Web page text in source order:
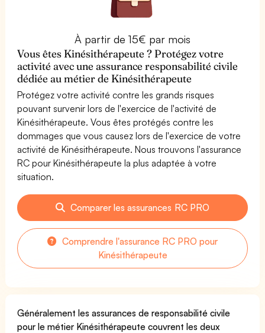
À partir de 15€ par mois
Vous êtes Kinésithérapeute ? Protégez votre
activité avec une assurance responsabilité civile
dédiée au métier de Kinésithérapeute
Protégez votre activité contre les grands risques
pouvant survenir lors de l'exercice de l'activité de
Kinésithérapeute. Vous êtes protégés contre les
dommages que vous causez lors de l'exercice de votre
activité de Kinésithérapeute. Nous trouvons l'assurance
RC pour Kinésithérapeute la plus adaptée à votre
situation.
Comparer les assurances RC PRO
Comprendre l'assurance RC PRO pour
Kinésithérapeute
Généralement les assurances de responsabilité civile
pour le métier Kinésithérapeute couvrent les deux